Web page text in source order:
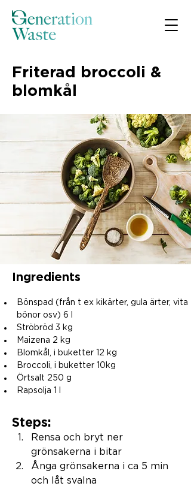
Friterad broccoli &
blomkål
Ingredients
Bönspad (från t ex kikärter, gula ärter, vita
bönor osv) 6 l
Ströbröd 3 kg
Maizena 2 kg
Blomkål, i buketter 12 kg
Broccoli, i buketter 10kg
Örtsalt 250 g
Rapsolja 1 l
Steps:
Rensa och bryt ner
grönsakerna i bitar
Ånga grönsakerna i ca 5 min
och låt svalna